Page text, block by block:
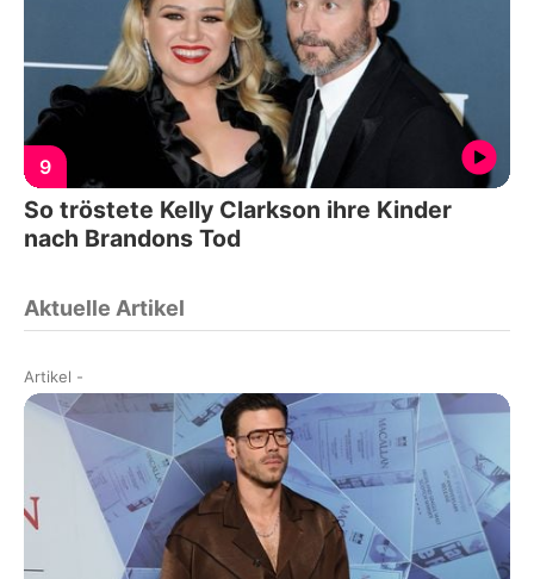
9
So tröstete Kelly Clarkson ihre Kinder
nach Brandons Tod
Aktuelle Artikel
Artikel -